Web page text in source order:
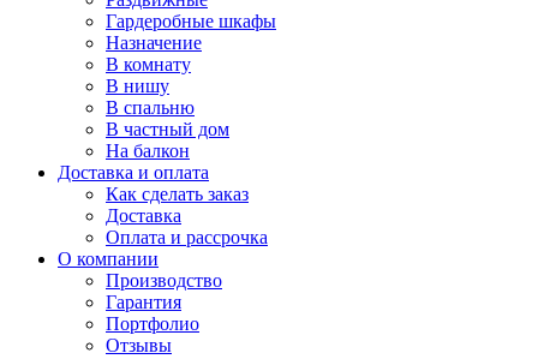
Гардеробные шкафы
Назначение
В комнату
В нишу
В спальню
В частный дом
На балкон
Доставка и оплата
Как сделать заказ
Доставка
Оплата и рассрочка
О компании
Производство
Гарантия
Портфолио
Отзывы